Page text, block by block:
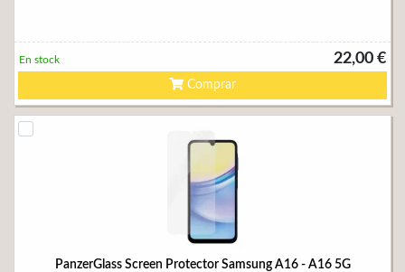
22,00 €
En stock
Comprar
PanzerGlass Screen Protector Samsung A16 - A16 5G